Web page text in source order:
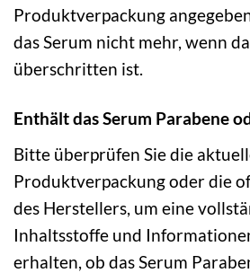
Produktverpackung
das Serum nicht mehr, wenn
überschritten ist.
Enthält das Serum Parabene
Bitte überprüfen Sie die
Produktverpackung oder die
des Herstellers, um eine
Inhaltsstoffe und
erhalten, ob das Serum